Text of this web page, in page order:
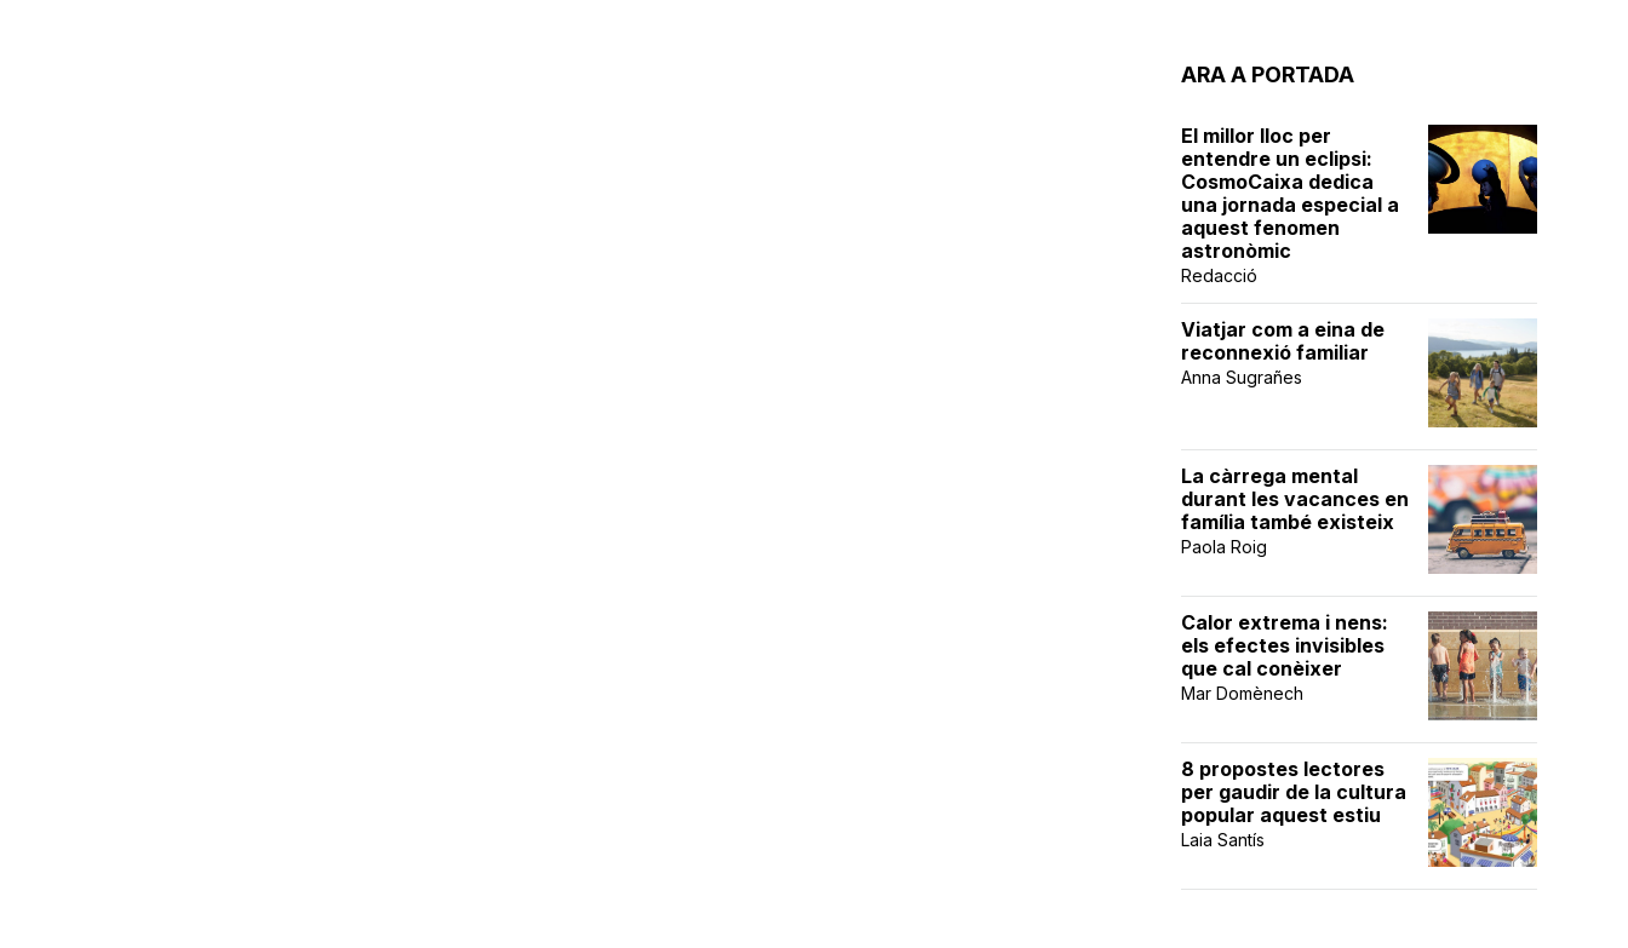
ARA A PORTADA
El millor lloc per
entendre un eclipsi:
CosmoCaixa dedica
una jornada especial a
aquest fenomen
astronòmic
Redacció
Viatjar com a eina de
reconnexió familiar
Anna Sugrañes
La càrrega mental
durant les vacances en
família també existeix
Paola Roig
Calor extrema i nens:
els efectes invisibles
que cal conèixer
Mar Domènech
8 propostes lectores
per gaudir de la cultura
popular aquest estiu
Laia Santís